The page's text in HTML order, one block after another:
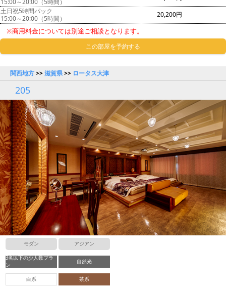
15:00～20:00（5時間）
土日祝5時間パック
15:00～20:00（5時間）
20,200円
※商用料金については別途ご相談となります。
この部屋を予約する
関西地方>>滋賀県>> ロータス大津
205
モダン アジアン
3名以下の少人数プラ
ン
自然光
白系 茶系